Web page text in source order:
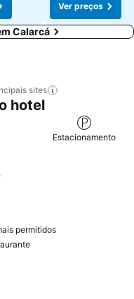
Ver preços
Calarcá
sites
hotel
Estacionamento
permitidos